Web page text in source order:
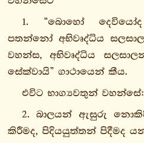
3.
ද්වත්තිංසාකාරං
4.
කුමාරපඤ්හා
6.
රතනසුත්තං
1. “බොහෝ
පතන්නෝ අභිවෘද්ධිය
වහන්ස, අභිවෘද්ධිය
සේක්වායි” ගාථායෙන් කීය.
එවිට භාග්‍යවතුන් වහන්සේ:
2. බාලයන් ඇසුරු
කිරීමද, පිදියයුත්තන් පිදීමද